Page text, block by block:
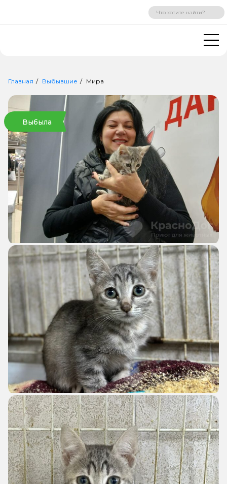
ВХОД РЕГИСТРАЦИЯ
Главная Выбывшие Мира
Выбыла